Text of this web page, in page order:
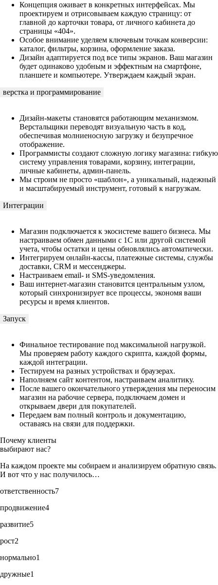
Концепция оживает в конкретных интерфейсах. Мы
проектируем и отрисовываем каждую страницу: от
главной до карточки товара, от личного кабинета до
страницы «404».
Особое внимание уделяем ключевым точкам конверсии:
каталог, фильтры, корзина, оформление заказа.
Дизайн адаптируется под все типы экранов. Ваш магазин
будет одинаково удобным и эффектным на смартфоне,
планшете и компьютере. Утверждаем каждый экран.
верстка и программирование
Дизайн-макеты становятся работающим механизмом.
Верстальщики переводят визуальную часть в код,
обеспечивая молниеносную загрузку и безупречное
отображение.
Программисты создают сложную логику магазина: гибкую
систему управления товарами, корзину, интеграции,
личные кабинеты, админ-панель.
Мы строим не просто «шаблон», а уникальный, надежный
и масштабируемый инструмент, готовый к нагрузкам.
Интеграции
Магазин подключается к экосистеме вашего бизнеса. Мы
настраиваем обмен данными с 1С или другой системой
учета, чтобы остатки и цены обновлялись автоматически.
Интегрируем онлайн-кассы, платежные системы, службы
доставки, CRM и мессенджеры.
Настраиваем email- и SMS-уведомления.
Ваш интернет-магазин становится центральным узлом,
который синхронизирует все процессы, экономя ваши
ресурсы и время клиентов.
Запуск
Финальное тестирование под максимальной нагрузкой.
Мы проверяем работу каждого скрипта, каждой формы,
каждой интеграции.
Тестируем на разных устройствах и браузерах.
Наполняем сайт контентом, настраиваем аналитику.
После вашего окончательного утверждения мы переносим
магазин на рабочие сервера, подключаем домен и
открываем двери для покупателей.
Передаем вам полный контроль и документацию,
оставаясь на связи для поддержки.
Почему клиенты
выбирают нас?
На каждом проекте мы собираем и анализируем обратную связь.
И вот что у нас получилось…
ответственность7
продвижение4
развитие5
рост2
нормально1
дружные1